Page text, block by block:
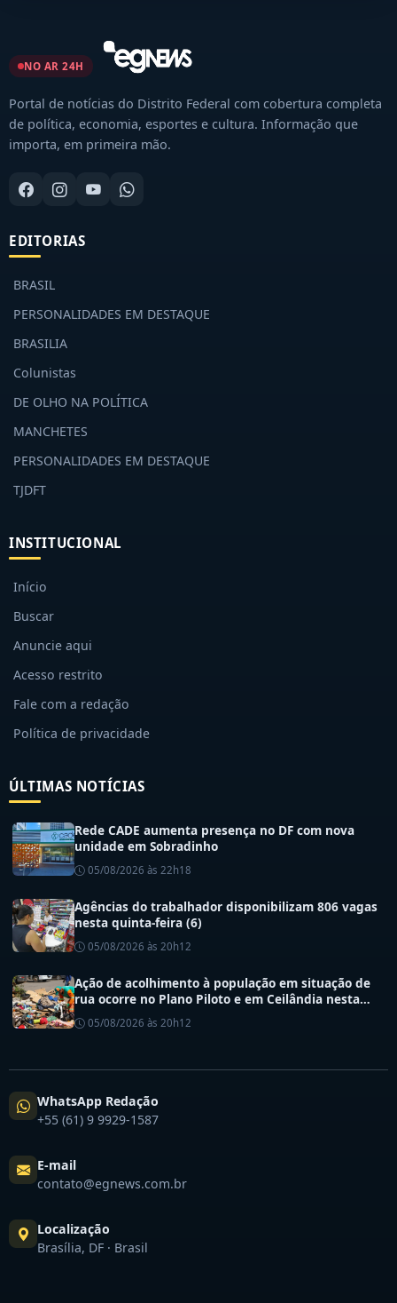
NO AR 24H
Portal de notícias do Distrito Federal com cobertura completa
de política, economia, esportes e cultura. Informação que
importa, em primeira mão.
EDITORIAS
BRASIL
PERSONALIDADES EM DESTAQUE
BRASILIA
Colunistas
DE OLHO NA POLÍTICA
MANCHETES
PERSONALIDADES EM DESTAQUE
TJDFT
INSTITUCIONAL
Início
Buscar
Anuncie aqui
Acesso restrito
Fale com a redação
Política de privacidade
ÚLTIMAS NOTÍCIAS
Rede CADE aumenta presença no DF com nova
unidade em Sobradinho
05/08/2026 às 22h18
Agências do trabalhador disponibilizam 806 vagas
nesta quinta-feira (6)
05/08/2026 às 20h12
Ação de acolhimento à população em situação de
rua ocorre no Plano Piloto e em Ceilândia nesta
quinta (6)
05/08/2026 às 20h12
WhatsApp Redação
+55 (61) 9 9929-1587
E-mail
contato@egnews.com.br
Localização
Brasília, DF · Brasil